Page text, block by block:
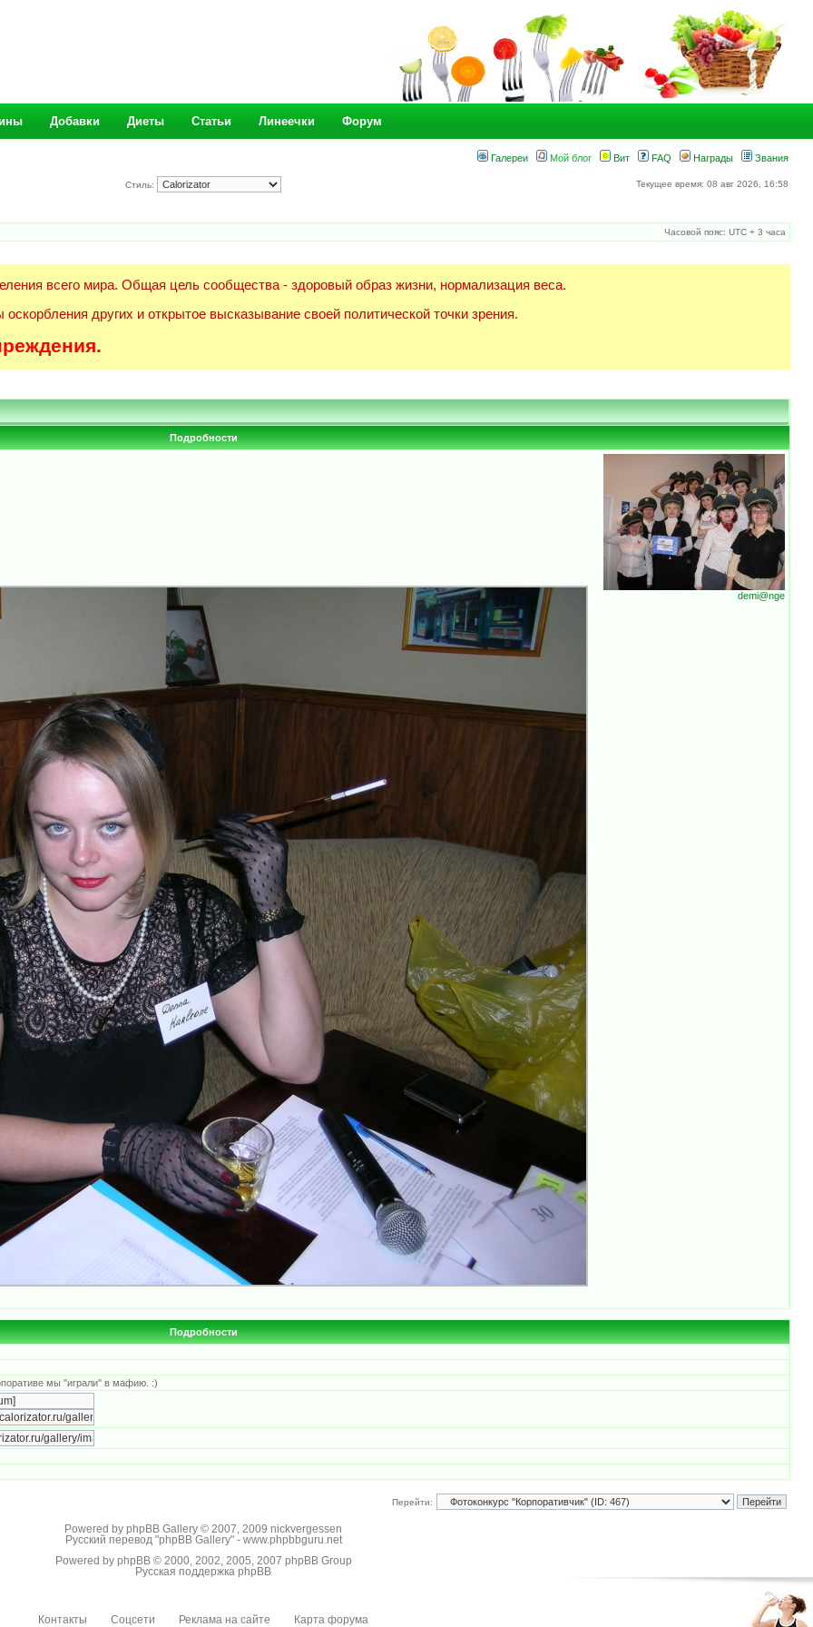
Добавки Диеты Статьи Линеечки Форум
Галереи Мой блог Вит FAQ Награды Звания
Стиль: Текущее время: 08 авг 2026, 16:58
Часовой пояс: UTC + 3 часа
всего мира. Общая цель сообщества - здоровый образ жизни, нормализация веса.
других и открытое высказывание своей политической точки зрения.
Подробности
demi@nge
Подробности
мы "играли" в мафию. :)
Перейти:
Powered by phpBB Gallery © 2007, 2009 nickvergessen
Русский перевод "phpBB Gallery" - www.phpbbguru.net
Powered by phpBB© 2000, 2002, 2005, 2007 phpBB Group
Русская поддержка phpBB
Контакты Соцсети Реклама на сайте Карта форума